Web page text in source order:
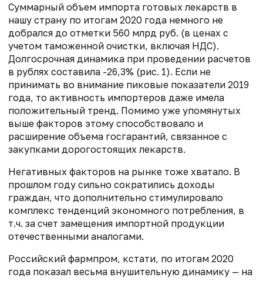
Суммарный объем импорта готовых лекарств в
нашу страну по итогам 2020 года немного не
добрался до отметки 560 млрд руб. (в ценах с
учетом таможенной очистки, включая НДС).
Долгосрочная динамика при проведении расчетов
в рублях составила -26,3% (рис. 1). Если не
принимать во внимание пиковые показатели 2019
года, то активность импортеров даже имела
положительный тренд. Помимо уже упомянутых
выше факторов этому способствовало и
расширение объема госгарантий, связанное с
закупками дорогостоящих лекарств.
Негативных факторов на рынке тоже хватало. В
прошлом году сильно сократились доходы
граждан, что дополнительно стимулировало
комплекс тенденций экономного потребления, в
т.ч. за счет замещения импортной продукции
отечественными аналогами.
Российский фармпром, кстати, по итогам 2020
года показал весьма внушительную динамику — на